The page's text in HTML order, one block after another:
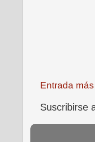
Entrada
Suscribirse